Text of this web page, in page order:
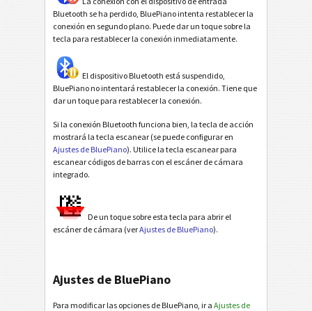
Bluetooth se ha perdido, BluePiano intenta restablecer la
conexión en segundo plano. Puede dar un toque sobre la
tecla para restablecer la conexión inmediatamente.
El dispositivo Bluetooth está suspendido,
BluePiano no intentará restablecer la conexión. Tiene que
dar un toque para restablecer la conexión.
Si la conexión Bluetooth funciona bien, la tecla de acción
mostrará la tecla escanear (se puede configurar en
Ajustes de BluePiano). Utilice la tecla escanear para
escanear códigos de barras con el escáner de cámara
integrado.
De un toque sobre esta tecla para abrir el
escáner de cámara (verAjustes de BluePiano).
Ajustes de BluePiano
Para modificar las opciones de BluePiano, ir a Ajustes de